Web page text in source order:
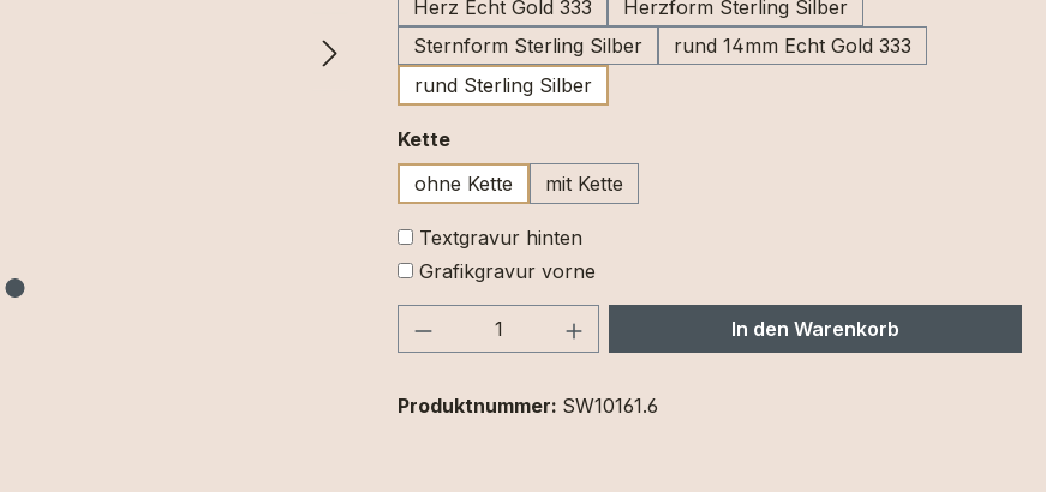
Herz Echt Gold 333
Herzform Sterling Silber
Sternform Sterling Silber
rund 14mm Echt Gold 333
rund Sterling Silber
Ketteauswählen
ohne Kette
mit Kette
Textgravur hinten
Grafikgravur vorne
Produkt Anzahl: Gib den gewünschten Wert
In den Warenkorb
Produktnummer: SW10161.6